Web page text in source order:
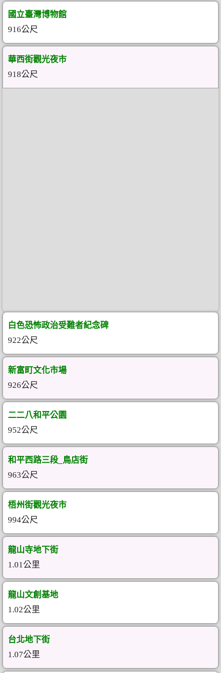
國立臺灣博物館
916公尺
華西街觀光夜市
918公尺
白色恐怖政治受難者紀念碑
922公尺
新富町文化市場
926公尺
二二八和平公園
952公尺
和平西路三段_鳥店街
963公尺
梧州街觀光夜市
994公尺
龍山寺地下街
1.01公里
龍山文創基地
1.02公里
台北地下街
1.07公里